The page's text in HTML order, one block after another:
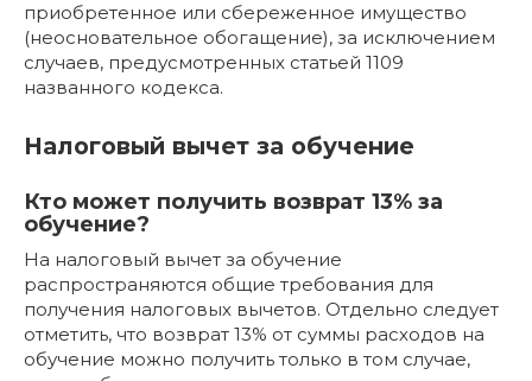
приобретенное или сбереженное имущество
(неосновательное обогащение), за исключением
случаев, предусмотренных статьей 1109
названного кодекса.
Налоговый вычет за обучение
Кто может получить возврат 13% за
обучение?
На налоговый вычет за обучение
распространяются общие требования для
получения налоговых вычетов. Отдельно следует
отметить, что возврат 13% от суммы расходов на
обучение можно получить только в том случае,